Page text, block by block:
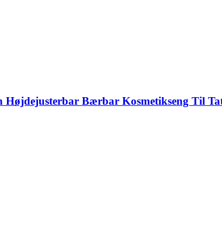
Bærbar Kosmetikseng Til